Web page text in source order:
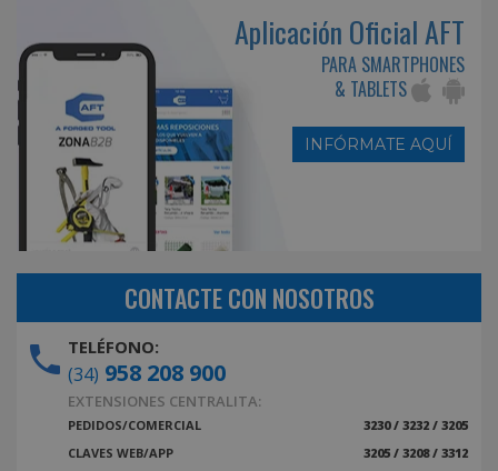
Aplicación Oficial AFT
PARA SMARTPHONES
& TABLETS
INFÓRMATE AQUÍ
CONTACTE CON NOSOTROS
TELÉFONO:
(34) 958 208 900
EXTENSIONES CENTRALITA:
PEDIDOS/COMERCIAL
3230 / 3232 / 3205
CLAVES WEB/APP
3205 / 3208 / 3312